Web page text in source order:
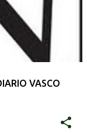
VASCO